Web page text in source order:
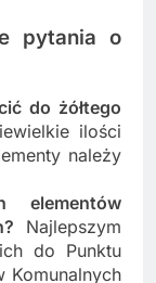
pytania o
do żółtego
ilości
należy
Najlepszym
do Punktu
Komunalnych